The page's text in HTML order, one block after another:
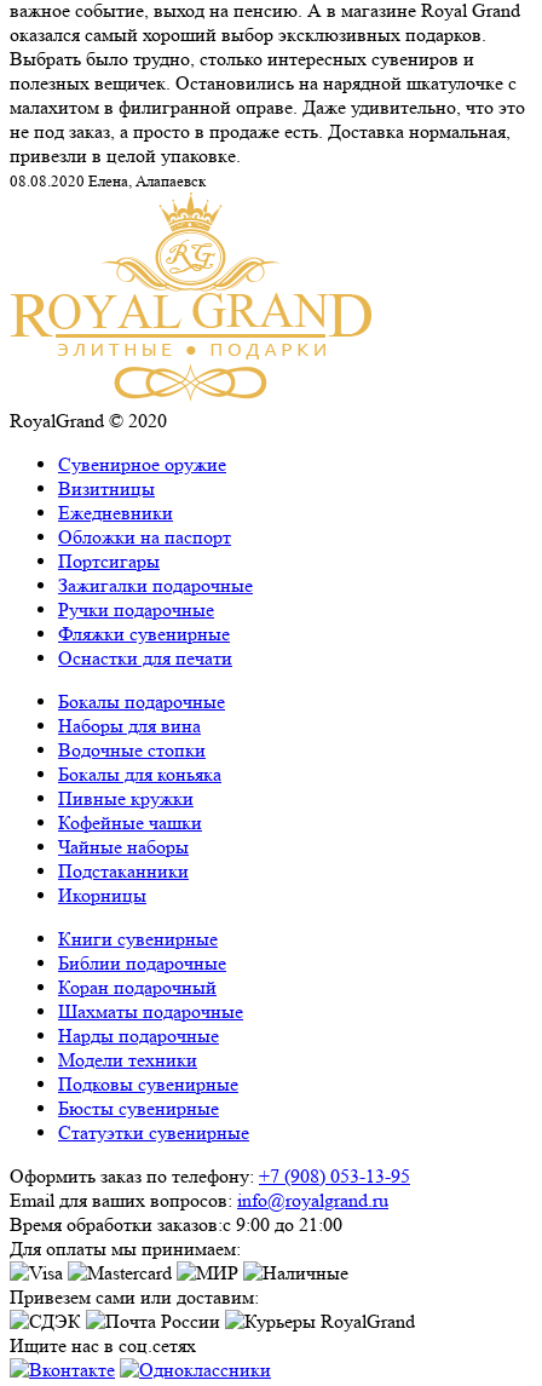
важное событие, выход на пенсию. А в магазине Royal Grand
оказался самый хороший выбор эксклюзивных подарков.
Выбрать было трудно, столько интересных сувениров и
полезных вещичек. Остановились на нарядной шкатулочке с
малахитом в филигранной оправе. Даже удивительно, что это
не под заказ, а просто в продаже есть. Доставка нормальная,
привезли в целой упаковке.
08.08.2020 Елена, Алапаевск
RoyalGrand © 2020
Сувенирное оружие
Визитницы
Ежедневники
Обложки на паспорт
Портсигары
Зажигалки подарочные
Ручки подарочные
Фляжки сувенирные
Оснастки для печати
Бокалы подарочные
Наборы для вина
Водочные стопки
Бокалы для коньяка
Пивные кружки
Кофейные чашки
Чайные наборы
Подстаканники
Икорницы
Книги сувенирные
Библии подарочные
Коран подарочный
Шахматы подарочные
Нарды подарочные
Модели техники
Подковы сувенирные
Бюсты сувенирные
Статуэтки сувенирные
Оформить заказ по телефону: +7 (908) 053-13-95
Email для ваших вопросов: info@royalgrand.ru
Время обработки заказов:с 9:00 до 21:00
Для оплаты мы принимаем:
Привезем сами или доставим:
Ищите нас в соц.сетях